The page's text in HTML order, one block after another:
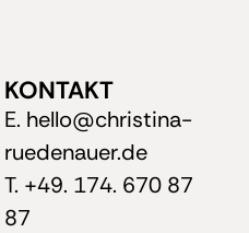
KONTAKT
E. hello@christina-
ruedenauer.de
T. +49. 174. 670 87
87